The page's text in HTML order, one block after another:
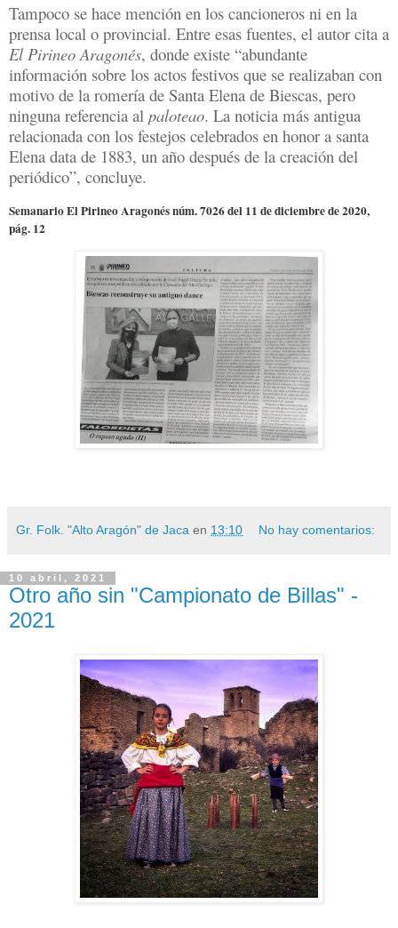
Tampoco se hace mención en los cancioneros ni en la
prensa local o provincial. Entre esas fuentes, el autor cita a
El Pirineo Aragonés, donde existe “abundante
información sobre los actos festivos que se realizaban con
motivo de la romería de Santa Elena de Biescas, pero
ninguna referencia al paloteao. La noticia más antigua
relacionada con los festejos celebrados en honor a santa
Elena data de 1883, un año después de la creación del
periódico”, concluye.
Semanario El Pirineo Aragonés núm. 7026 del 11 de diciembre de 2020,
pág. 12
Gr. Folk. "Alto Aragón" de Jaca en 13:10 No hay comentarios:
10 abril, 2021
Otro año sin "Campionato de Billas" -
2021